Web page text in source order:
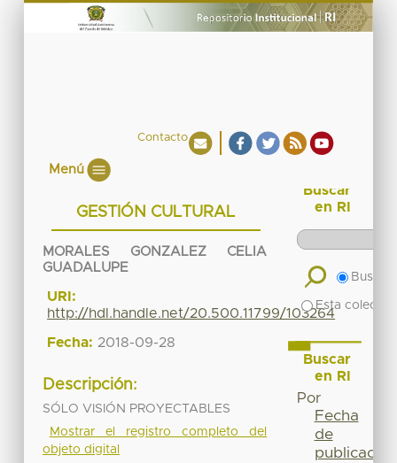
Contacto
Menú
GESTIÓN CULTURAL
MORALES GONZALEZ CELIA
GUADALUPE
URI:
http://hdl.handle.net/20.500.11799/103264
Fecha: 2018-09-28
Descripción:
SÓLO VISIÓN PROYECTABLES
Mostrar el registro completo del
objeto digital
Buscar
en RI
Buscar
Esta
Buscar
en RI
Por
Fecha
de
publicación